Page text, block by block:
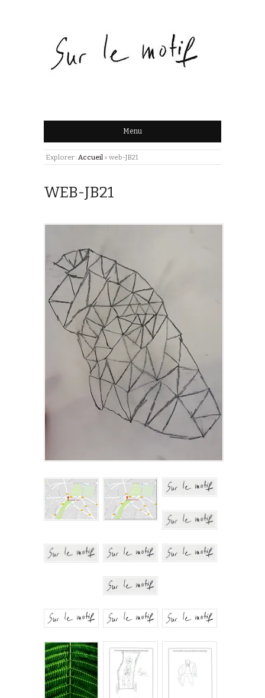
Menu
Explorer :Accueil » web-JB21
WEB-JB21